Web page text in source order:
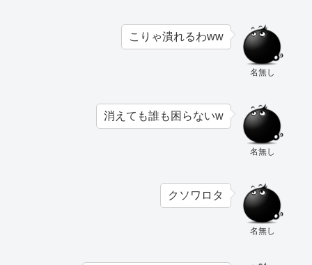
名無し
こりゃ潰れるわww
名無し
消えても誰も困らないw
名無し
クソワロタ